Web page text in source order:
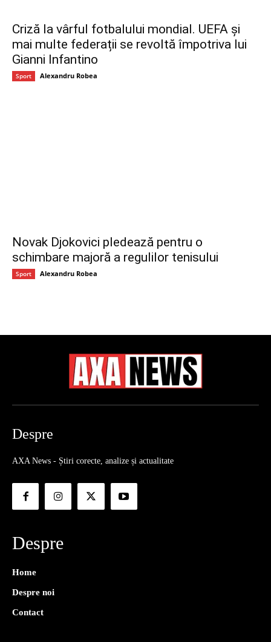
Criză la vârful fotbalului mondial. UEFA și
mai multe federații se revoltă împotriva lui
Gianni Infantino
Sport Alexandru Robea
Novak Djokovici pledează pentru o
schimbare majoră a regulilor tenisului
Sport Alexandru Robea
Despre
AXA News - Știri corecte, analize și actualitate
Despre
Home
Despre noi
Contact